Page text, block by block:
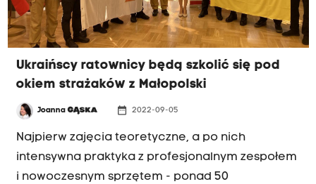
Ukraińscy ratownicy będą szkolić się pod
okiem strażaków z Małopolski
JoannaGĄSKA date_range 2022-09-05
Najpierw zajęcia teoretyczne, a po nich
intensywna praktyka z profesjonalnym zespołem
i nowoczesnym sprzętem - ponad 50